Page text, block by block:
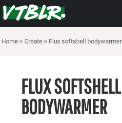
Home > Create > Flux softshell bodywarmer
FLUX SOFTSHELL
BODYWARMER